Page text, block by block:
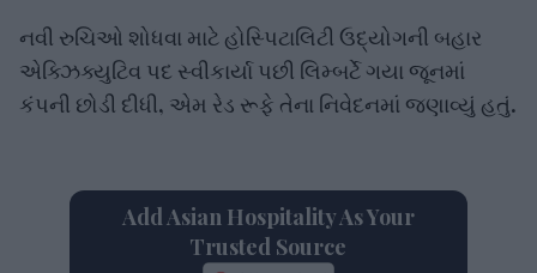
નવી રુચિઓ શોધવા માટે હોસ્પિટાલિટી ઉદ્યોગની બહાર
એક્ઝિક્યુટિવ પદ સ્વીકાર્યા પછી લિમ્બર્ટે ગયા જૂનમાં
કંપની છોડી દીધી, એમ રેડ રૂફે તેના નિવેદનમાં જણાવ્યું હતું.
Add Asian Hospitality As Your
Trusted Source